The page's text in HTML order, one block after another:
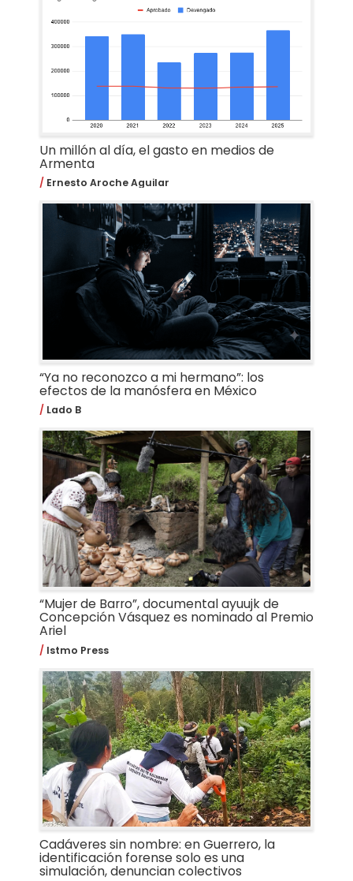
Un millón al día, el gasto en medios de
Armenta
Ernesto Aroche Aguilar
“Ya no reconozco a mi hermano”: los
efectos de la manósfera en México
Lado B
“Mujer de Barro”, documental ayuujk de
Concepción Vásquez es nominado al Premio
Ariel
Istmo Press
Cadáveres sin nombre: en Guerrero, la
identificación forense solo es una
simulación, denuncian colectivos